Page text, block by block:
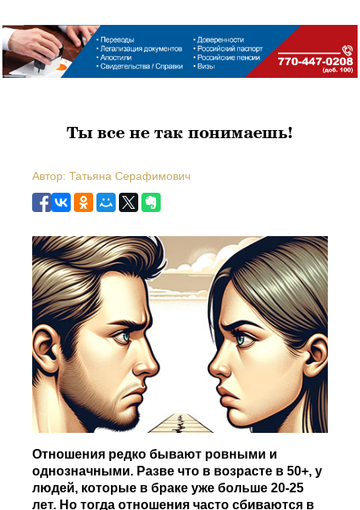
Ты все не так понимаешь!
Автор: Татьяна Серафимович
Отношения редко бывают ровными и
однозначными. Разве что в возрасте в 50+, у
людей, которые в браке уже больше 20-25
лет. Но тогда отношения часто сбиваются в